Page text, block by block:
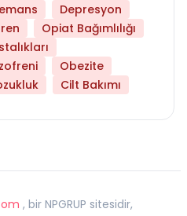
Depresyon
Opiat Bağımlılığı
Obezite
Cilt Bakımı
, bir NPGRUP sitesidir,